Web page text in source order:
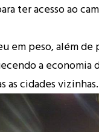
ter acesso ao
em peso, além de
a economia
as cidades vizinhas.